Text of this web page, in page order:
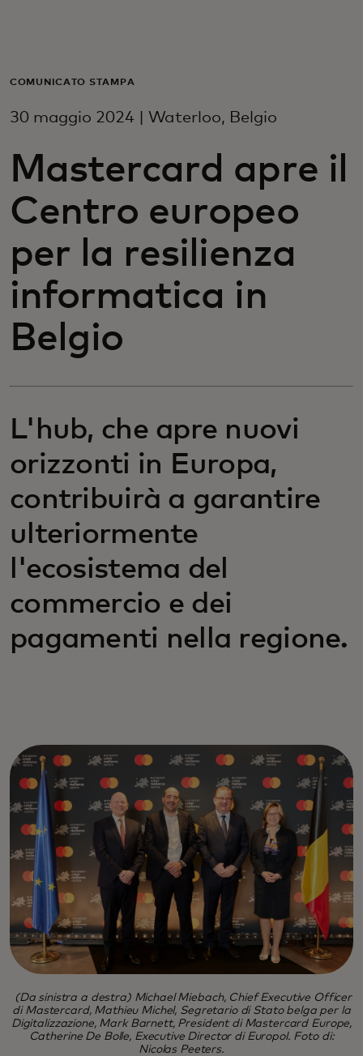
Per il business
Per gli innovatori
Newsroom
COMUNICATO STAMPA
30 maggio 2024 | Waterloo, Belgio
Mastercard apre il
Centro europeo
per la resilienza
informatica in
Belgio
L'hub, che apre nuovi
orizzonti in Europa,
contribuirà a garantire
ulteriormente
l'ecosistema del
commercio e dei
pagamenti nella regione.
(Da sinistra a destra) Michael Miebach, Chief Executive Officer
di Mastercard, Mathieu Michel, Segretario di Stato belga per la
Digitalizzazione, Mark Barnett, President di Mastercard Europe,
Catherine De Bolle, Executive Director di Europol. Foto di:
Nicolas Peeters.